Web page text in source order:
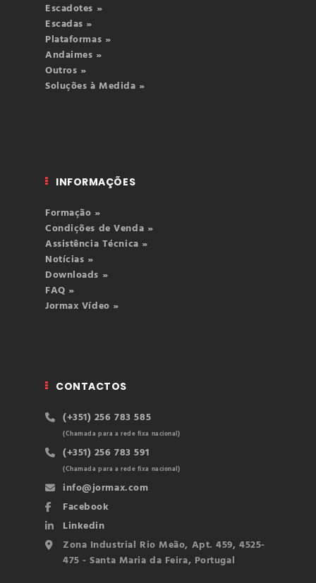
Escadotes »
Escadas »
Plataformas »
Andaimes »
Outros »
Soluções à Medida »
INFORMAÇÕES
Formação »
Condições de Venda »
Assistência Técnica »
Notícias »
Downloads »
FAQ »
Jormax Vídeo »
CONTACTOS
(+351) 256 783 585
(Chamada para a rede fixa nacional)
(+351) 256 783 591
(Chamada para a rede fixa nacional)
info@jormax.com
Facebook
Linkedin
Zona Industrial Rio Meão, Apt. 459, 4525-
475 - Santa Maria da Feira, Portugal